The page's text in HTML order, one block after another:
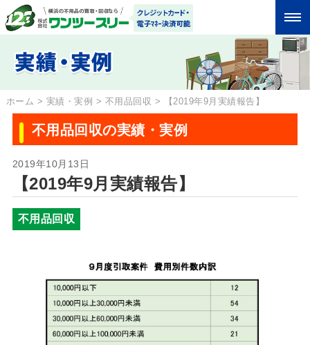
ホーム > 実績・実例 > 不用品回収 > 【2019年9月実績報告】
不用品回収の実績・実例
2019年10月13日
【2019年9月実績報告】
不用品回収